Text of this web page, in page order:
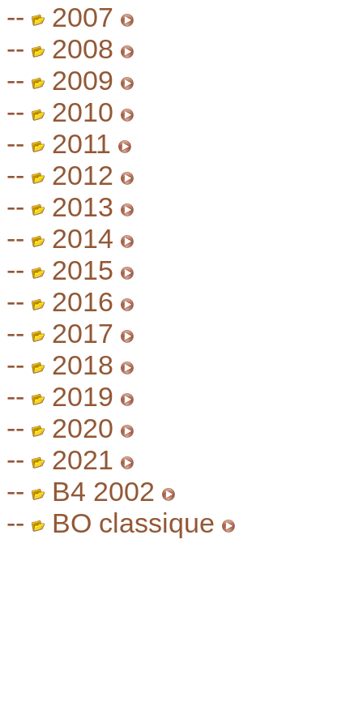
--
2007
--
2008
--
2009
--
2010
--
2011
--
2012
--
2013
--
2014
--
2015
--
2016
--
2017
--
2018
--
2019
--
2020
--
2021
--
B4 2002
--
BO classique